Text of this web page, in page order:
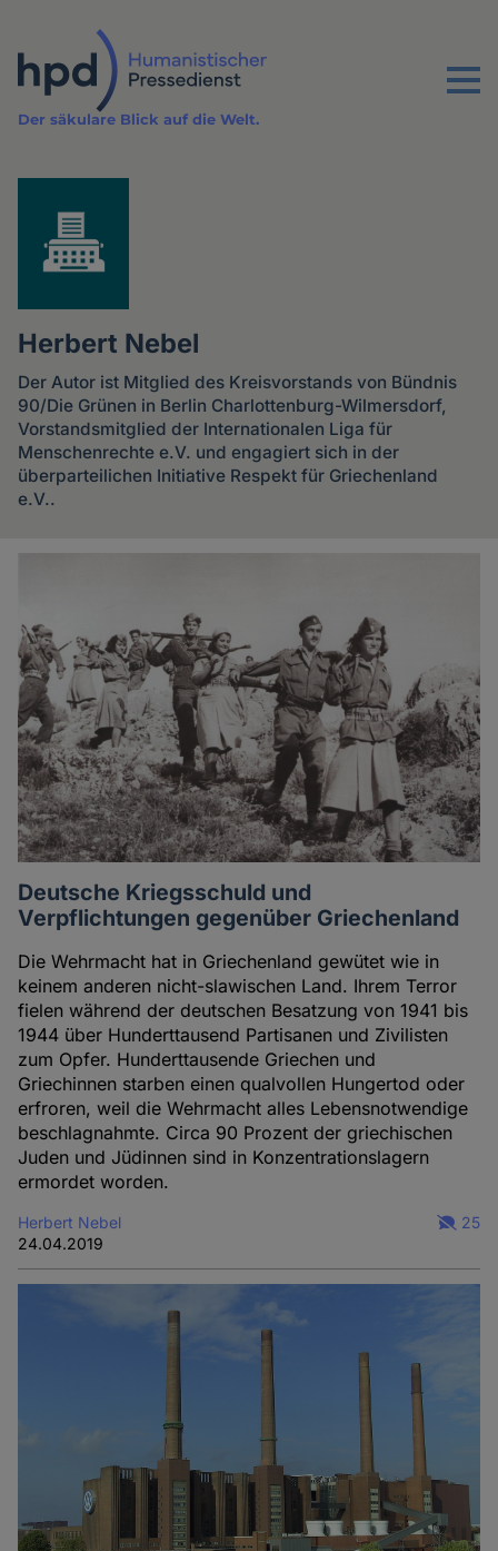
Inhalt
Menu
Der säkulare Blick auf die Welt.
Herbert Nebel
Der Autor ist Mitglied des Kreisvorstands von Bündnis
90/Die Grünen in Berlin Charlottenburg-Wilmersdorf,
Vorstandsmitglied der Internationalen Liga für
Menschenrechte e.V. und engagiert sich in der
überparteilichen Initiative Respekt für Griechenland
e.V..
Autoren
Deutsche Kriegsschuld und
Verpflichtungen gegenüber Griechenland
Die Wehrmacht hat in Griechenland gewütet wie in
keinem anderen nicht-slawischen Land. Ihrem Terror
fielen während der deutschen Besatzung von 1941 bis
1944 über Hunderttausend Partisanen und Zivilisten
zum Opfer. Hunderttausende Griechen und
Griechinnen starben einen qualvollen Hungertod oder
erfroren, weil die Wehrmacht alles Lebensnotwendige
beschlagnahmte. Circa 90 Prozent der griechischen
Juden und Jüdinnen sind in Konzentrationslagern
ermordet worden.
Herbert Nebel
24.04.2019
25